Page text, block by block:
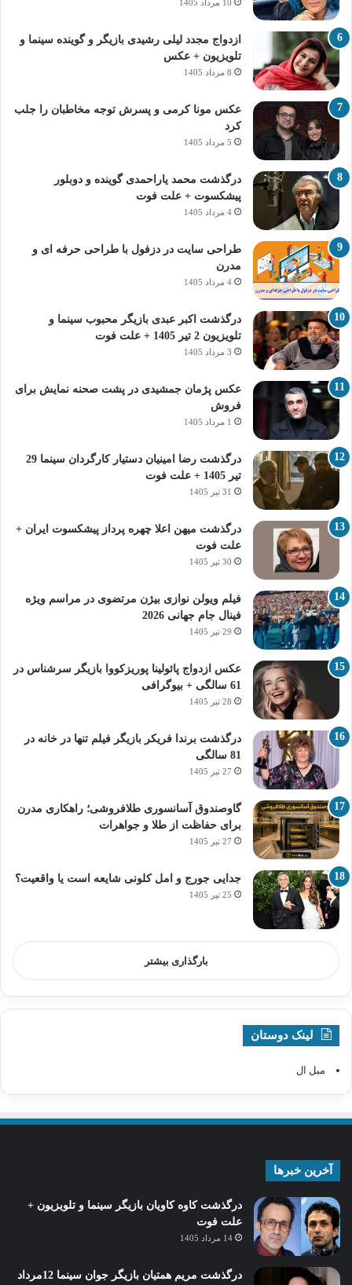
10 مرداد 1405
ازدواج مجدد لیلی رشیدی بازیگر و گوینده سینما و
تلویزیون + عکس
8 مرداد 1405
عکس مونا کرمی و پسرش توجه مخاطبان را جلب
کرد
5 مرداد 1405
درگذشت محمد یاراحمدی گوینده و دوبلور
پیشکسوت + علت فوت
4 مرداد 1405
طراحی سایت در دزفول با طراحی حرفه‌ ای و
مدرن
4 مرداد 1405
درگذشت اکبر عبدی بازیگر محبوب سینما و
تلویزیون 2 تیر 1405 + علت فوت
3 مرداد 1405
عکس پژمان جمشیدی در پشت صحنه نمایش برای
فروش
1 مرداد 1405
درگذشت رضا امینیان دستیار کارگردان سینما 29
تیر 1405 + علت فوت
31 تیر 1405
درگذشت میهن اعلا چهره پرداز پیشکسوت ایران +
علت فوت
30 تیر 1405
فیلم ویولن نوازی بیژن مرتضوی در مراسم ویژه
فینال جام جهانی 2026
29 تیر 1405
عکس ازدواج پائولینا پوریزکووا بازیگر سرشناس در
61 سالگی + بیوگرافی
28 تیر 1405
درگذشت برندا فریکر بازیگر فیلم تنها در خانه در
81 سالگی
27 تیر 1405
گاوصندوق آسانسوری طلافروشی؛ راهکاری مدرن
برای حفاظت از طلا و جواهرات
27 تیر 1405
جدایی جورج و امل کلونی شایعه است یا واقعیت؟
25 تیر 1405
بارگذاری بیشتر
لینک دوستان
مبل ال
آخرین خبرها
درگذشت کاوه کاویان بازیگر سینما و تلویزیون +
علت فوت
14 مرداد 1405
درگذشت مریم همتیان بازیگر جوان سینما 12مرداد